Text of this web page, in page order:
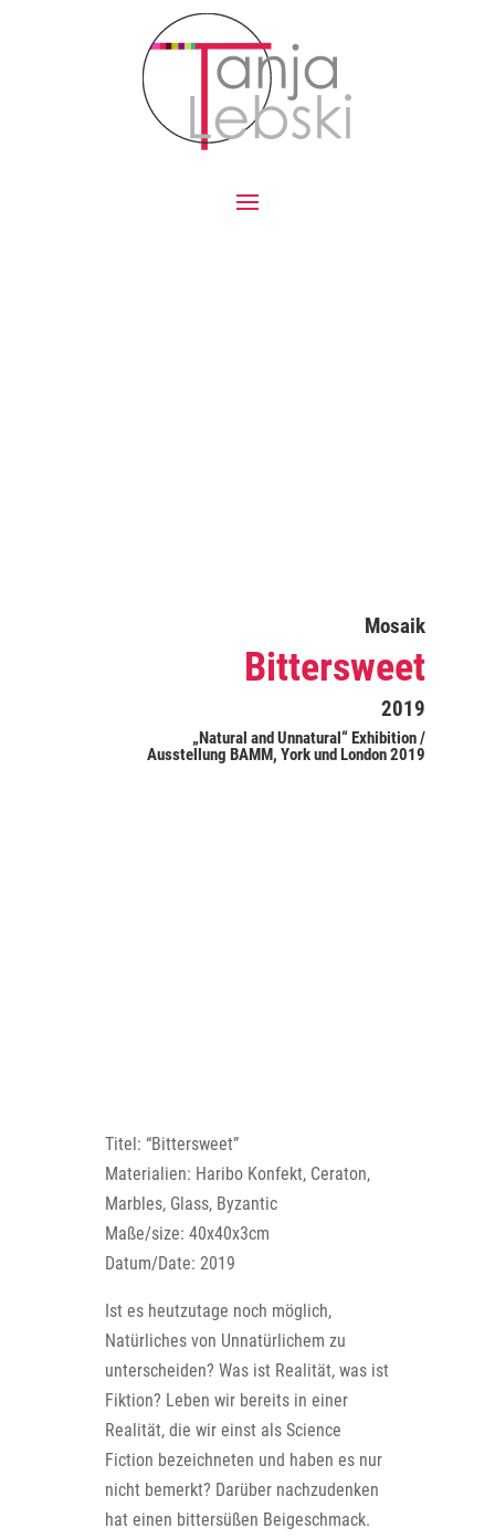
Mosaik
Bittersweet
2019
„Natural and Unnatural“ Exhibition /
Ausstellung BAMM, York und London 2019
Titel: “Bittersweet”
Materialien: Haribo Konfekt, Ceraton,
Marbles, Glass, Byzantic
Maße/size: 40x40x3cm
Datum/Date: 2019
Ist es heutzutage noch möglich,
Natürliches von Unnatürlichem zu
unterscheiden? Was ist Realität, was ist
Fiktion? Leben wir bereits in einer
Realität, die wir einst als Science
Fiction bezeichneten und haben es nur
nicht bemerkt? Darüber nachzudenken
hat einen bittersüßen Beigeschmack.